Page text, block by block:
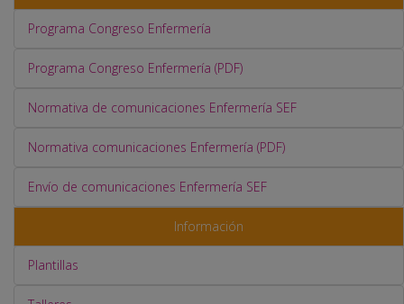
Programa Congreso Enfermería
Programa Congreso Enfermería (PDF)
Normativa de comunicaciones Enfermería SEF
Normativa comunicaciones Enfermería (PDF)
Envío de comunicaciones Enfermería SEF
Información
Plantillas